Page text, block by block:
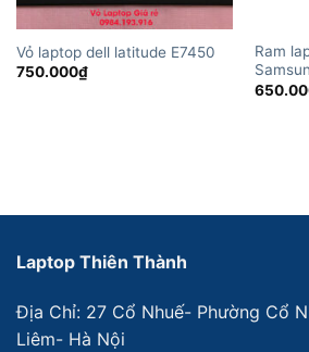
Vỏ laptop dell latitude E7450
750.000₫
Ram
Laptop Thiên Thành
Địa Chỉ: 27 Cổ Nhuế- Phường Cổ
Liêm- Hà Nội